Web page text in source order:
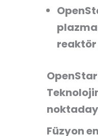
Füzyon